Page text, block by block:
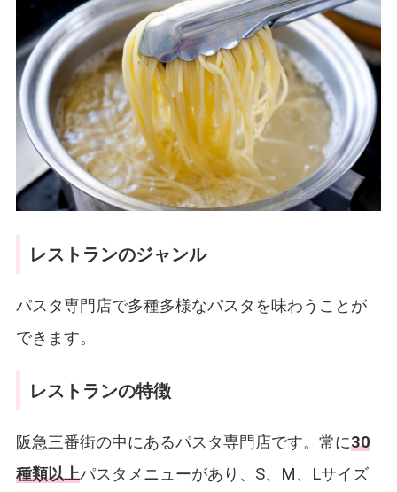
レストランのジャンル
パスタ専門店で多種多様なパスタを味わうことが
できます。
レストランの特徴
阪急三番街の中にあるパスタ専門店です。常に30
種類以上パスタメニューがあり、S、M、Lサイズ